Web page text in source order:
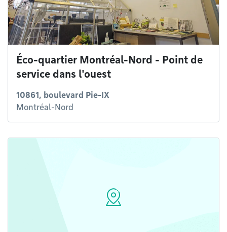
Éco-quartier Montréal-Nord - Point de
service dans l'ouest
10861, boulevard Pie-IX
Montréal-Nord